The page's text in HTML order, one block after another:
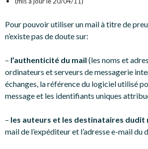
Pour pouvoir utiliser un mail à titre de
n’existe pas de doute sur:
– l’authenticité du mail (les noms et
ordinateurs et serveurs de messagerie
échanges, la référence du logiciel utilisé
message et les identifiants uniques
– les auteurs et les destinataires dudit
mail de l’expéditeur et l’adresse e-mail du